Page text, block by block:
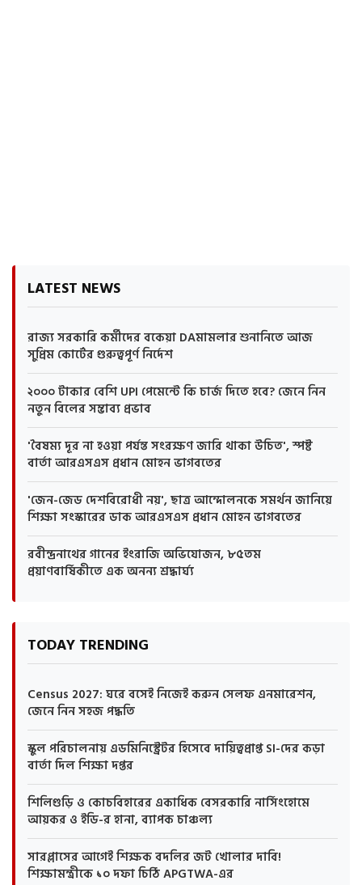
LATEST NEWS
রাজ্য সরকারি কর্মীদের বকেয়া DAমামলার শুনানিতে আজ
সুপ্রিম কোর্টের গুরুত্বপূর্ণ নির্দেশ
২০০০ টাকার বেশি UPI পেমেন্টে কি চার্জ দিতে হবে? জেনে নিন
নতুন বিলের সম্ভাব্য প্রভাব
'বৈষম্য দূর না হওয়া পর্যন্ত সংরক্ষণ জারি থাকা উচিত', স্পষ্ট
বার্তা আরএসএস প্রধান মোহন ভাগবতের
'জেন-জেড দেশবিরোধী নয়', ছাত্র আন্দোলনকে সমর্থন জানিয়ে
শিক্ষা সংস্কারের ডাক আরএসএস প্রধান মোহন ভাগবতের
রবীন্দ্রনাথের গানের ইংরাজি অভিযোজন, ৮৫তম
প্রয়াণবার্ষিকীতে এক অনন্য শ্রদ্ধার্ঘ্য
TODAY TRENDING
Census 2027: ঘরে বসেই নিজেই করুন সেলফ এনমারেশন,
জেনে নিন সহজ পদ্ধতি
স্কুল পরিচালনায় এডমিনিস্ট্রেটর হিসেবে দায়িত্বপ্রাপ্ত SI-দের কড়া
বার্তা দিল শিক্ষা দপ্তর
শিলিগুড়ি ও কোচবিহারের একাধিক বেসরকারি নার্সিংহোমে
আয়কর ও ইডি-র হানা, ব্যাপক চাঞ্চল্য
সারপ্লাসের আগেই শিক্ষক বদলির জট খোলার দাবি!
শিক্ষামন্ত্রীকে ১০ দফা চিঠি APGTWA-এর